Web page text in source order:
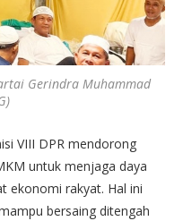
Gerindra Muhammad
VIII DPR mendorong
untuk menjaga daya
ekonomi rakyat. Hal ini
bersaing ditengah